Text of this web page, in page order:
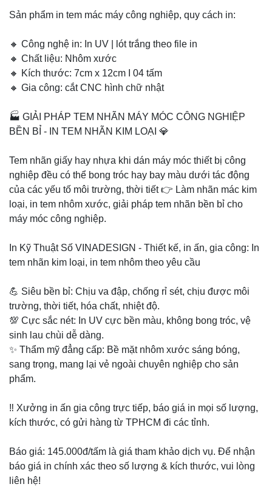
Sản phẩm in tem mác máy công nghiệp, quy cách in:
🔸 Công nghệ in: In UV | lót trắng theo file in
🔸 Chất liệu: Nhôm xước
🔸 Kích thước: 7cm x 12cm I 04 tấm
🔸 Gia công: cắt CNC hình chữ nhật
🏭 GIẢI PHÁP TEM NHÃN MÁY MÓC CÔNG NGHIỆP
BỀN BỈ - IN TEM NHÃN KIM LOẠI 💎
Tem nhãn giấy hay nhựa khi dán máy móc thiết bị công
nghiệp đều có thể bong tróc hay bay màu dưới tác động
của các yếu tố môi trường, thời tiết 👉 Làm nhãn mác kim
loại, in tem nhôm xước, giải pháp tem nhãn bền bỉ cho
máy móc công nghiệp.
In Kỹ Thuật Số VINADESIGN - Thiết kế, in ấn, gia công: In
tem nhãn kim loại, in tem nhôm theo yêu cầu
💪 Siêu bền bỉ: Chịu va đập, chống rỉ sét, chịu được môi
trường, thời tiết, hóa chất, nhiệt độ.
💯 Cực sắc nét: In UV cực bền màu, không bong tróc, vệ
sinh lau chùi dễ dàng.
✨ Thẩm mỹ đẳng cấp: Bề mặt nhôm xước sáng bóng,
sang trọng, mang lại vẻ ngoài chuyên nghiệp cho sản
phẩm.
‼️ Xưởng in ấn gia công trực tiếp, báo giá in mọi số lượng,
kích thước, có gửi hàng từ TPHCM đi các tỉnh.
Báo giá: 145.000đ/tấm là giá tham khảo dịch vụ. Để nhận
báo giá in chính xác theo số lượng & kích thước, vui lòng
liên hệ!